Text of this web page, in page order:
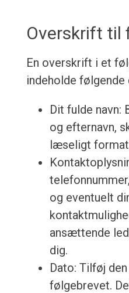
Overskrift til
En overskrift i et
indeholde følgende
Dit fulde navn:
og efternavn,
læseligt
og eventuelt
ansættende
dig.
Dato: Tilføj
følgebrevet.